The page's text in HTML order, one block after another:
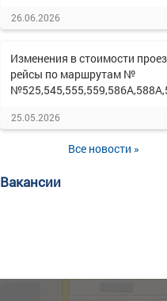
26.06.2026
Изменения в стоимости
рейсы по маршрутам №
25.05.2026
Все новости »
Вакансии